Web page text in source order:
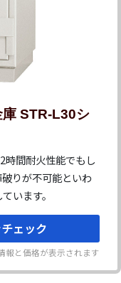
庫 STR-L30シ
間耐火性能でもし
りが不可能といわ
います。
ェック
報と価格が表示されます